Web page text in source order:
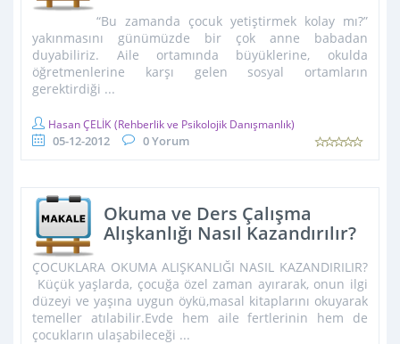
“Bu zamanda çocuk yetiştirmek kolay mı?”
yakınmasını günümüzde bir çok anne babadan
duyabiliriz. Aile ortamında büyüklerine, okulda
öğretmenlerine karşı gelen sosyal ortamların
gerektirdiği ...
Hasan ÇELİK (Rehberlik ve Psikolojik Danışmanlık)
05-12-2012 0 Yorum
Okuma ve Ders Çalışma
Alışkanlığı Nasıl Kazandırılır?
ÇOCUKLARA OKUMA ALIŞKANLIĞI NASIL KAZANDIRILIR?
Küçük yaşlarda, çocuğa özel zaman ayırarak, onun ilgi
düzeyi ve yaşına uygun öykü,masal kitaplarını okuyarak
temeller atılabilir.Evde hem aile fertlerinin hem de
çocukların ulaşabileceği ...